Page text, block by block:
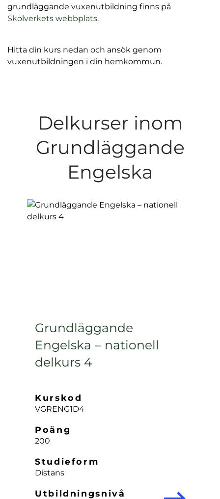
grundläggande vuxenutbildning finns på
Skolverkets webbplats.
Hitta din kurs nedan och ansök genom
vuxenutbildningen i din hemkommun.
Delkurser inom
Grundläggande
Engelska
Grundläggande
Engelska – nationell
delkurs 4
Kurskod
VGRENG1D4
Poäng
200
Studieform
Distans
Utbildningsnivå